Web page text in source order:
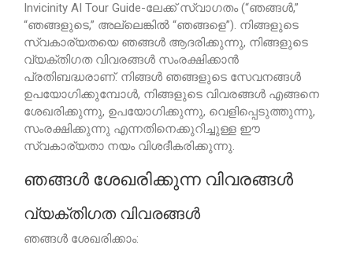
Invicinity AI Tour Guide-ലേക്ക് സ്വാഗതം (“ഞങ്ങൾ,”
“ഞങ്ങളുടെ,” അല്ലെങ്കിൽ “ഞങ്ങളെ”). നിങ്ങളുടെ
സ്വകാര്യതയെ ഞങ്ങൾ ആദരിക്കുന്നു, നിങ്ങളുടെ
വ്യക്തിഗത വിവരങ്ങൾ സംരക്ഷിക്കാൻ
പ്രതിബദ്ധരാണ്. നിങ്ങൾ ഞങ്ങളുടെ സേവനങ്ങൾ
ഉപയോഗിക്കുമ്പോൾ, നിങ്ങളുടെ വിവരങ്ങൾ എങ്ങനെ
ശേഖരിക്കുന്നു, ഉപയോഗിക്കുന്നു, വെളിപ്പെടുത്തുന്നു,
സംരക്ഷിക്കുന്നു എന്നതിനെക്കുറിച്ചുള്ള ഈ
സ്വകാര്യതാ നയം വിശദീകരിക്കുന്നു.
ഞങ്ങൾ ശേഖരിക്കുന്ന വിവരങ്ങൾ
വ്യക്തിഗത വിവരങ്ങൾ
ഞങ്ങൾ ശേഖരിക്കാം: